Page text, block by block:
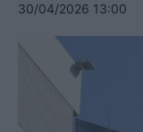
30/04/2026 13:00